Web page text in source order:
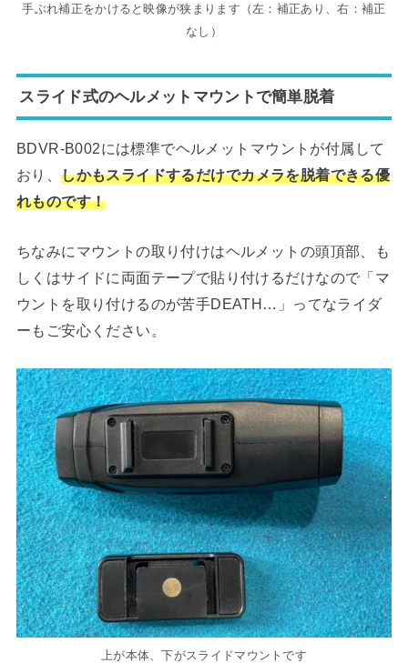
手ぶれ補正をかけると映像が狭まります（左：補正あり、右：補正
なし）
スライド式のヘルメットマウントで簡単脱着
BDVR-B002には標準でヘルメットマウントが付属して
おり、しかもスライドするだけでカメラを脱着できる優
れものです！
ちなみにマウントの取り付けはヘルメットの頭頂部、も
しくはサイドに両面テープで貼り付けるだけなので「マ
ウントを取り付けるのが苦手DEATH…」ってなライダ
ーもご安心ください。
上が本体、下がスライドマウントです